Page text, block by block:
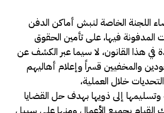
اللجنة الخاصة لنبش أماكن الدفن
المدفونة فيها، على تأمين الحقوق
في هذا القانون، لا سيما عبر الكشف عن
والمخفيين قسراً وإعلام أهاليهم
خلال العملية،
وتسليمها إلى ذويها بهدف حل القضايا